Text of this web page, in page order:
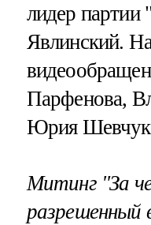
лидер партии
Явлинский.
Парфенова,
Юрия
Митинг "За
разрешенный